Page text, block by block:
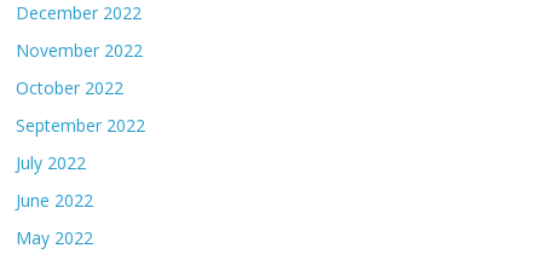
December 2022
November 2022
October 2022
September 2022
July 2022
June 2022
May 2022